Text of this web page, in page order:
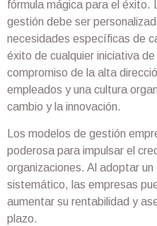
fórmula mágica para el éxito.
gestión debe ser
necesidades específicas de
éxito de cualquier iniciativa
compromiso de la alta
empleados y una cultura
cambio y la innovación.
Los modelos de gestión
poderosa para impulsar el
organizaciones. Al adoptar
sistemático, las empresas
aumentar su rentabilidad y
plazo.